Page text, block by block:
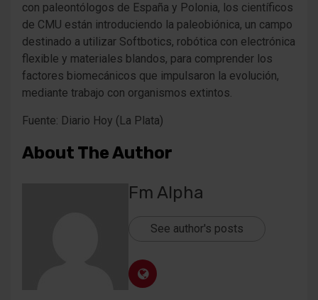
con paleontólogos de España y Polonia, los científicos
de CMU están introduciendo la paleobiónica, un campo
destinado a utilizar Softbotics, robótica con electrónica
flexible y materiales blandos, para comprender los
factores biomecánicos que impulsaron la evolución,
mediante trabajo con organismos extintos.
Fuente: Diario Hoy (La Plata)
About The Author
Fm Alpha
See author's posts